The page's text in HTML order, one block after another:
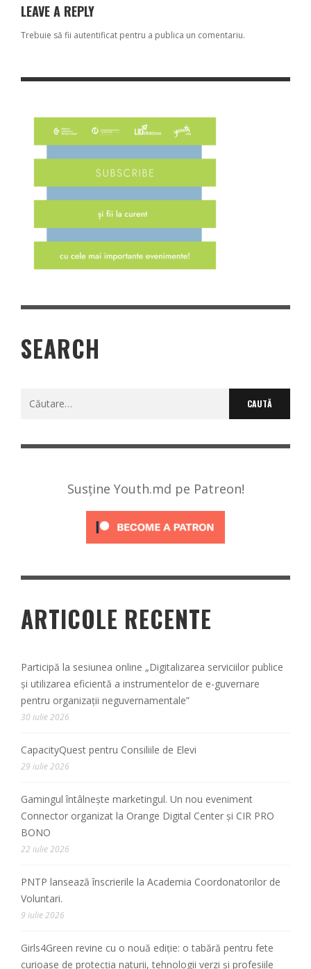
LEAVE A REPLY
Trebuie să fii autentificat pentru a publica un comentariu.
SEARCH
Caută
Susține Youth.md pe Patreon!
ARTICOLE RECENTE
Participă la sesiunea online „Digitalizarea serviciilor publice
și utilizarea eficientă a instrumentelor de e-guvernare
pentru organizații neguvernamentale”
30 iulie 2026
CapacityQuest pentru Consiliile de Elevi
29 iulie 2026
Gamingul întâlnește marketingul. Un nou eveniment
Connector organizat la Orange Digital Center și CIR PRO
BONO
22 iulie 2026
PNTP lansează înscrierile la Academia Coordonatorilor de
Voluntari.
9 iulie 2026
Girls4Green revine cu o nouă ediție: o tabără pentru fete
curioase de protecția naturii, tehnologii verzi și profesiile